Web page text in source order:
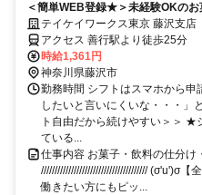
＜簡単WEB登録★＞未経験OKの
勤のみ★カンタン軽作業♪日払い対
テイケイワークス東京 藤沢支店
アクセス 善行駅より徒歩25分
時給1,361円
神奈川県藤沢市
勤務時間 シフトはスマホから
したいと言いにくいな・・・」
ト自由だから続けやすい＞＞
ている...
仕事内容 お菓子・飲料の仕分け
/////////////////////////////////////// (σ'u')σ
働きたい方にもピッ...